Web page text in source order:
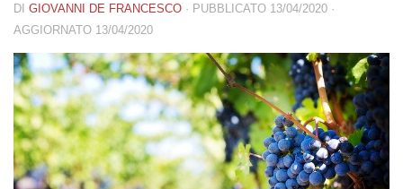
DI GIOVANNI DE FRANCESCO · PUBBLICATO 13/04/2020 ·
AGGIORNATO 13/04/2020